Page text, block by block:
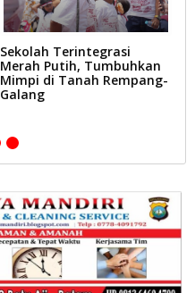
Sekolah Terintegrasi
Merah Putih, Tumbuhkan
Mimpi di Tanah Rempang-
Galang